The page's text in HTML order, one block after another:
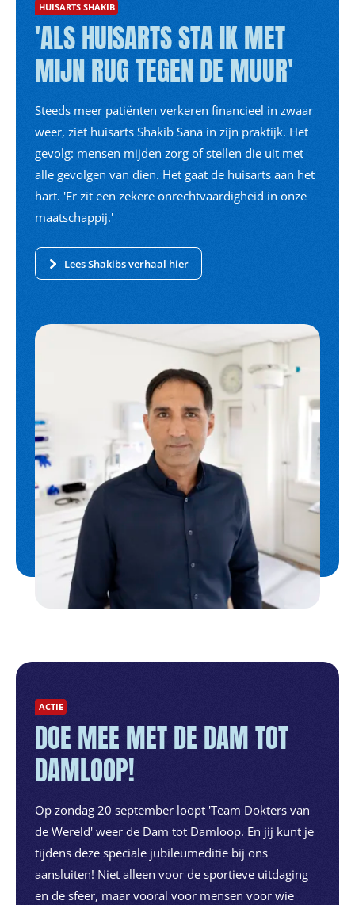
HUISARTS SHAKIB
'ALS HUISARTS STA IK MET
MIJN RUG TEGEN DE MUUR'
Steeds meer patiënten verkeren financieel in zwaar
weer, ziet huisarts Shakib Sana in zijn praktijk. Het
gevolg: mensen mijden zorg of stellen die uit met
alle gevolgen van dien. Het gaat de huisarts aan het
hart. 'Er zit een zekere onrechtvaardigheid in onze
maatschappij.'
Lees Shakibs verhaal hier
ACTIE
DOE MEE MET DE DAM TOT
DAMLOOP!
Op zondag 20 september loopt 'Team Dokters van
de Wereld' weer de Dam tot Damloop. En jij kunt je
tijdens deze speciale jubileumeditie bij ons
aansluiten! Niet alleen voor de sportieve uitdaging
en de sfeer, maar vooral voor mensen voor wie